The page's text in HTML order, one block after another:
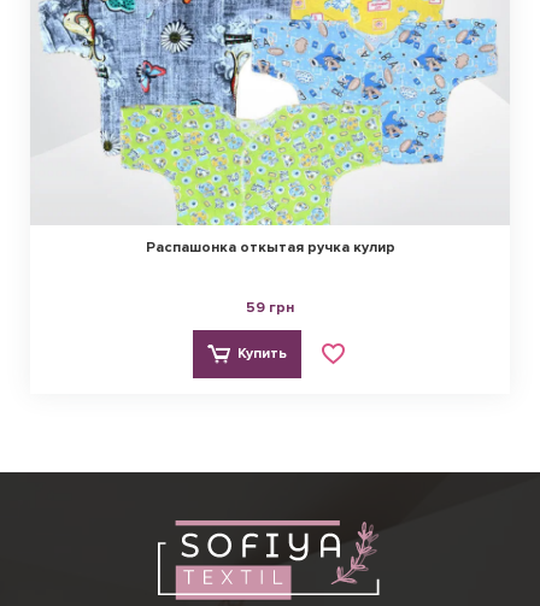
Распашонка откытая ручка кулир
59 грн
Купить
Виктория